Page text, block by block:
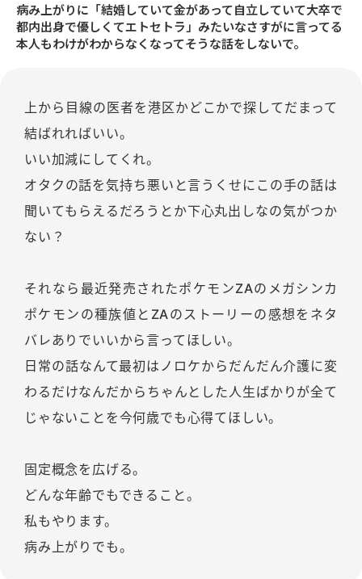
病み上がりに「結婚していて金があって自立していて大卒で
都内出身で優しくてエトセトラ」みたいなさすがに言ってる
本人もわけがわからなくなってそうな話をしないで。
上から目線の医者を港区かどこかで探してだまって
結ばれればいい。
いい加減にしてくれ。
オタクの話を気持ち悪いと言うくせにこの手の話は
聞いてもらえるだろうとか下心丸出しなの気がつか
ない？
それなら最近発売されたポケモンZAのメガシンカ
ポケモンの種族値とZAのストーリーの感想をネタ
バレありでいいから言ってほしい。
日常の話なんて最初はノロケからだんだん介護に変
わるだけなんだからちゃんとした人生ばかりが全て
じゃないことを今何歳でも心得てほしい。
固定概念を広げる。
どんな年齢でもできること。
私もやります。
病み上がりでも。